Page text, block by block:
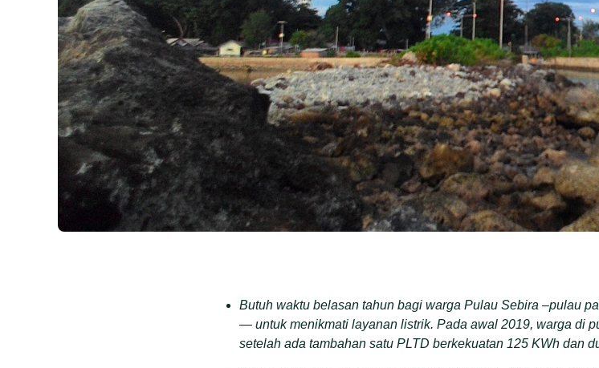
Butuh waktu belasan tahun bagi warga Pulau Sebira –pulau
— untuk menikmati layanan listrik. Pada awal 2019, warga di
setelah ada tambahan satu PLTD berkekuatan 125 KWh dan